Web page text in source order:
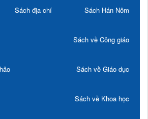
Sách địa chí Sách Hán Nôm
Sách về Công giáo
Sách về Giáo dục
Sách về Khoa học